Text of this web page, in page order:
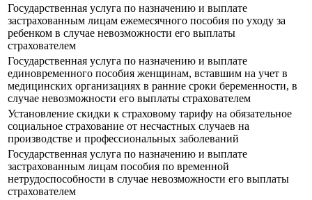
Государственная услуга по назначению и выплате
застрахованным лицам ежемесячного пособия по уходу за
ребенком в случае невозможности его выплаты
страхователем
Государственная услуга по назначению и выплате
единовременного пособия женщинам, вставшим на учет в
медицинских организациях в ранние сроки беременности, в
случае невозможности его выплаты страхователем
Установление скидки к страховому тарифу на обязательное
социальное страхование от несчастных случаев на
производстве и профессиональных заболеваний
Государственная услуга по назначению и выплате
застрахованным лицам пособия по временной
нетрудоспособности в случае невозможности его выплаты
страхователем